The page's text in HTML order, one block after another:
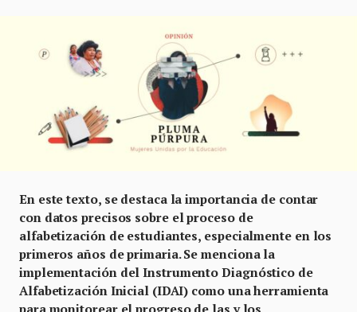
En este texto, se destaca la importancia de contar
con datos precisos sobre el proceso de
alfabetización de estudiantes, especialmente en los
primeros años de primaria. Se menciona la
implementación del Instrumento Diagnóstico de
Alfabetización Inicial (IDAI) como una herramienta